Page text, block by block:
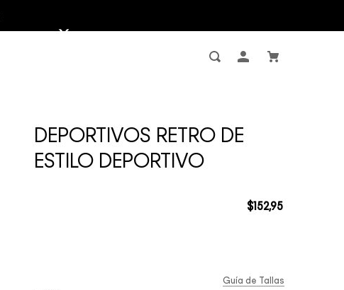
DEPORTIVOS RETRO DE
ESTILO DEPORTIVO
$152,95
Guía de Tallas